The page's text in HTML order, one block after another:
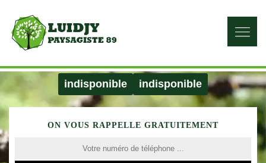
indisponible indisponible
ON VOUS RAPPELLE GRATUITEMENT